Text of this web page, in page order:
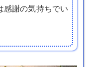
感謝の気持ちでい